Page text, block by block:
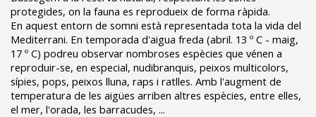
protegides, on la fauna es reprodueix de forma ràpida.
En aquest entorn de somni està representada tota la vida del
Mediterrani. En temporada d'aigua freda (abril. 13 º C - maig,
17 º C) podreu observar nombroses espècies que vénen a
reproduir-se, en especial, nudibranquis, peixos multicolors,
sípies, pops, peixos lluna, raps i ratlles. Amb l'augment de
temperatura de les aigües arriben altres espècies, entre elles,
el mer, l'orada, les barracudes, ...